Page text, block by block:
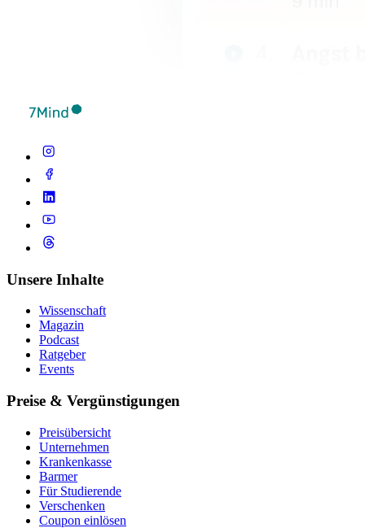
Unsere Inhalte
Wissenschaft
Magazin
Podcast
Ratgeber
Events
Preise & Vergünstigungen
Preisübersicht
Unternehmen
Krankenkasse
Barmer
Für Studierende
Ver­schen­ken
Coupon einlösen